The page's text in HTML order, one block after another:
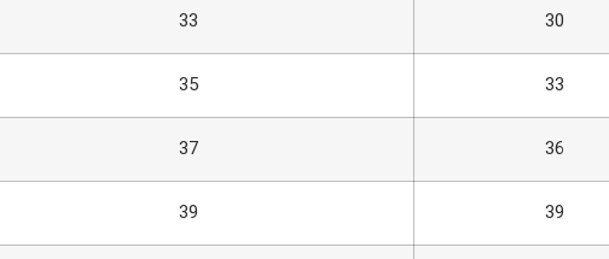
30
33
33
35
36
37
39
39